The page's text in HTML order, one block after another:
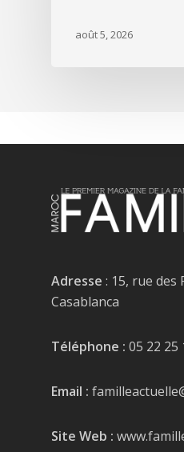
août 5, 2026
Adresse : 15, rue des
Casablanca
Téléphone : 05 22 25
Email :
Site Web :